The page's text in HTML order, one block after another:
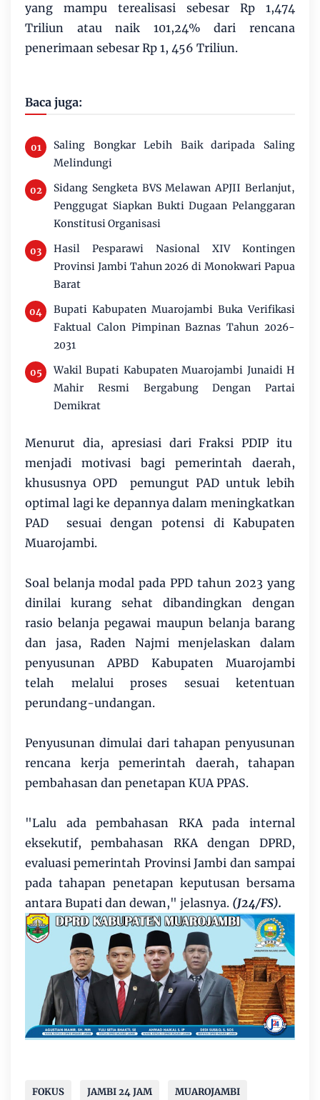
yang mampu terealisasi sebesar Rp 1,474
Triliun atau naik 101,24% dari rencana
penerimaan sebesar Rp 1, 456 Triliun.
Baca juga:
Saling Bongkar Lebih Baik daripada Saling
Melindungi
Sidang Sengketa BVS Melawan APJII Berlanjut,
Penggugat Siapkan Bukti Dugaan Pelanggaran
Konstitusi Organisasi
Hasil Pesparawi Nasional XIV Kontingen
Provinsi Jambi Tahun 2026 di Monokwari Papua
Barat
Bupati Kabupaten Muarojambi Buka Verifikasi
Faktual Calon Pimpinan Baznas Tahun 2026-
2031
Wakil Bupati Kabupaten Muarojambi Junaidi H
Mahir Resmi Bergabung Dengan Partai
Demikrat
Menurut dia, apresiasi dari Fraksi PDIP itu
menjadi motivasi bagi pemerintah daerah,
khususnya OPD pemungut PAD untuk lebih
optimal lagi ke depannya dalam meningkatkan
PAD sesuai dengan potensi di Kabupaten
Muarojambi.
Soal belanja modal pada PPD tahun 2023 yang
dinilai kurang sehat dibandingkan dengan
rasio belanja pegawai maupun belanja barang
dan jasa, Raden Najmi menjelaskan dalam
penyusunan APBD Kabupaten Muarojambi
telah melalui proses sesuai ketentuan
perundang-undangan.
Penyusunan dimulai dari tahapan penyusunan
rencana kerja pemerintah daerah, tahapan
pembahasan dan penetapan KUA PPAS.
"Lalu ada pembahasan RKA pada internal
eksekutif, pembahasan RKA dengan DPRD,
evaluasi pemerintah Provinsi Jambi dan sampai
pada tahapan penetapan keputusan bersama
antara Bupati dan dewan," jelasnya. (J24/FS).
FOKUS JAMBI 24 JAM MUAROJAMBI